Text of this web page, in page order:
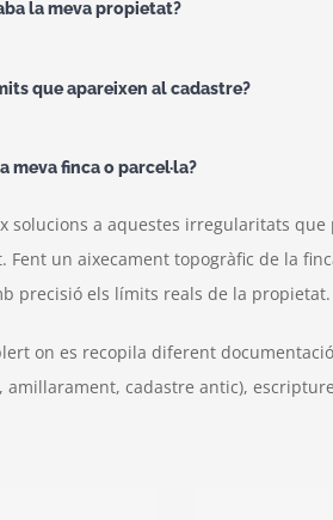
la meva propietat?
que apareixen al cadastre?
meva finca o parcel·la?
solucions a aquestes irregularitats que
un aixecament topogràfic de la
precisió els límits reals de la propietat.
on es recopila diferent
amillarament, cadastre antic),